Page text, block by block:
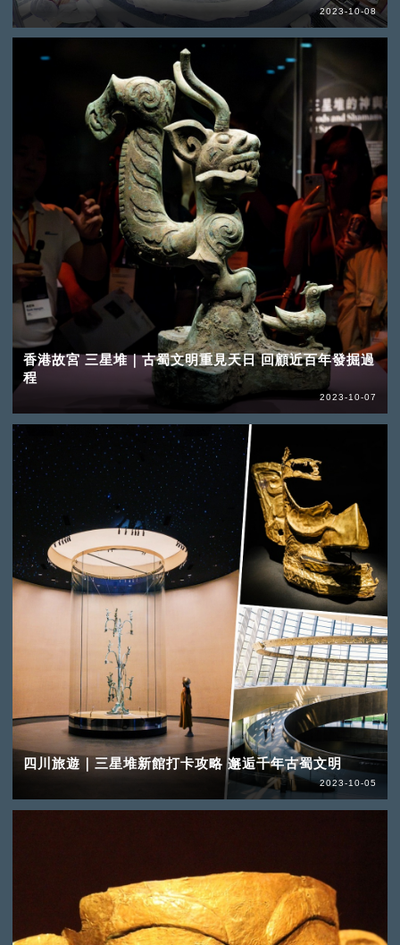
2023-10-08
香港故宮 三星堆｜古蜀文明重見天日 回顧近百年發掘過
程
2023-10-07
四川旅遊｜三星堆新館打卡攻略 邂逅千年古蜀文明
2023-10-05